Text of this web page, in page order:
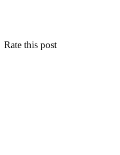
Rate this post